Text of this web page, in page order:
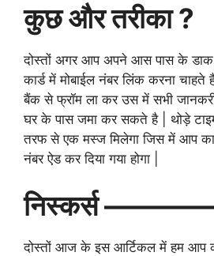
कुछ और तरीका ?
दोस्तों अगर आप अपने आस पास के डाक
कार्ड में मोबाईल नंबर लिंक करना
बैंक से फ्रॉम ला कर उस में सभी
घर के पास जमा कर सकते है | थोड़े
तरफ से एक मस्ज मिलेगा जिस में आप का
नंबर ऐड कर दिया गया होगा |
निस्कर्स ————
दोस्तों आज के इस आर्टिकल में हम आप